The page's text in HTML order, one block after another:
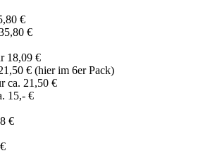
€
€
18,09 €
€ (hier im 6er Pack)
ca. 21,50 €
15,- €
€